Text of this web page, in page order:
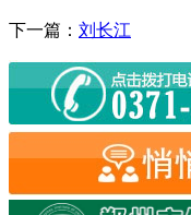
下一篇： 刘长江